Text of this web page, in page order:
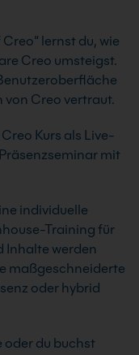
lernst du, wie
Creo umsteigst.
von Creo vertraut.
Kurs als Live-
mit
individuelle
Training für
Inhalte werden
maßgeschneiderte
oder hybrid
oder du buchst